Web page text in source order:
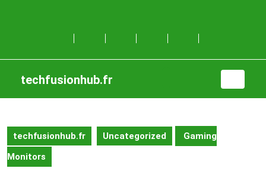
techfusionhub.fr
techfusionhub.fr Uncategorized
Gaming
Monitors